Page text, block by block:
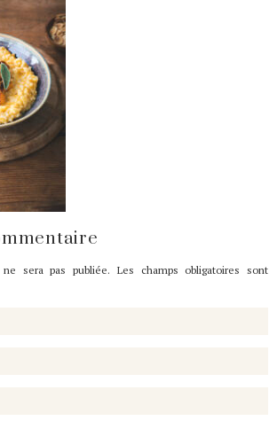
sera pas publiée. Les champs obligatoires sont